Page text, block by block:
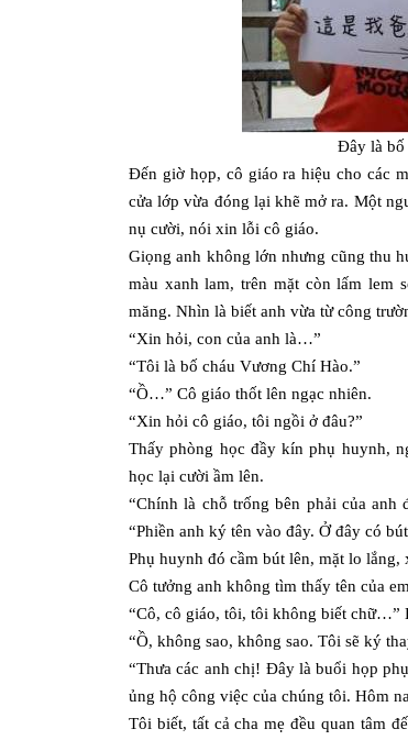
Đây là bố
Đến giờ họp, cô giáo ra hiệu cho các
cửa lớp vừa đóng lại khẽ mở ra. Một
nụ cười, nói xin lỗi cô giáo.
Giọng anh không lớn nhưng cũng thu
màu xanh lam, trên mặt còn lấm lem
măng. Nhìn là biết anh vừa từ công
“Xin hỏi, con của anh là…”
“Tôi là bố cháu Vương Chí Hào.”
“Ồ…” Cô giáo thốt lên ngạc nhiên.
“Xin hỏi cô giáo, tôi ngồi ở đâu?”
Thấy phòng học đầy kín phụ huynh,
học lại cười ầm lên.
“Chính là chỗ trống bên phải của
“Phiền anh ký tên vào đây. Ở đây có
Phụ huynh đó cầm bút lên, mặt lo
Cô tưởng anh không tìm thấy tên của
“Cô, cô giáo, tôi, tôi không biết chữ…”
“Ồ, không sao, không sao. Tôi sẽ ký
“Thưa các anh chị! Đây là buổi họp
ủng hộ công việc của chúng tôi. Hôm
Tôi biết, tất cả cha mẹ đều quan tâm